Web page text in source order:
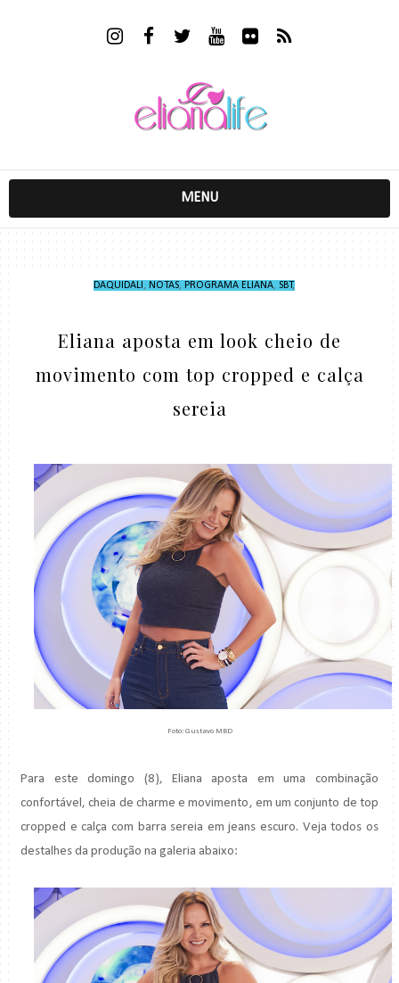
MENU
DAQUIDALI , NOTAS, PROGRAMA ELIANA, SBT,
Eliana aposta em look cheio de
movimento com top cropped e calça
sereia
Foto: Gustavo MBD
Para este domingo (8), Eliana aposta em uma combinação
confortável, cheia de charme e movimento, em um conjunto de top
cropped e calça com barra sereia em jeans escuro. Veja todos os
destalhes da produção na galeria abaixo: